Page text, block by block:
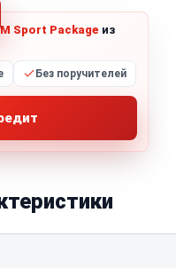
Sport Package из
Без поручителей